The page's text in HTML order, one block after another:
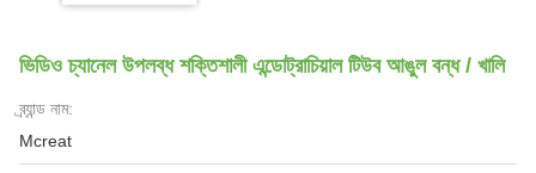
ভিডিও চ্যানেল উপলব্ধ শক্তিশালী এন্ডোট্রাচিয়াল টিউব আঙুল বন্ধ / খালি
ব্র্যান্ড নাম:
Mcreat